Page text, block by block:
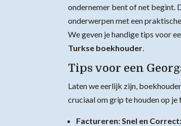
ondernemer bent of net begint.
onderwerpen met een
We geven je handige tips voor
Turkse boekhouder.
Tips voor een
Laten we eerlijk zijn,
cruciaal om grip te houden op
Factureren: Snel en Correct: